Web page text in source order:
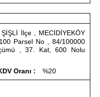
İlçe , MECİDİYEKÖY
Parsel No , 84/100000
, 37. Kat, 600 Nolu
Oranı : %20